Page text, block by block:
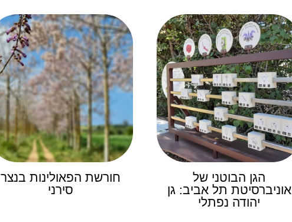
הגן הבוטני של
אוניברסיטת תל אביב: גן
יהודה נפתלי
חורשת הפאולינות בנצר
סירני